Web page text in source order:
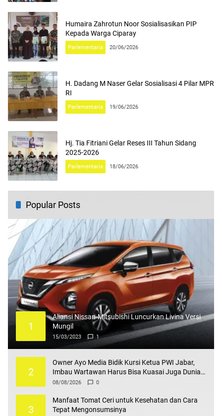
Humaira Zahrotun Noor Sosialisasikan PIP
Kepada Warga Ciparay
Parlementaria 20/06/2026
H. Dadang M Naser Gelar Sosialisasi 4 Pilar MPR
RI
Parlementaria 19/06/2026
Hj. Tia Fitriani Gelar Reses III Tahun Sidang
2025-2026
Parlementaria 18/06/2026
Popular Posts
1
Aliansi Nissan-Mitsubishi Luncurkan Livina Versi
Mungil
15/03/2023 1
2
Owner Ayo Media Bidik Kursi Ketua PWI Jabar,
Imbau Wartawan Harus Bisa Kuasai Juga Dunia
Enterpreneur
08/08/2026 0
3
Manfaat Tomat Ceri untuk Kesehatan dan Cara
Tepat Mengonsumsinya